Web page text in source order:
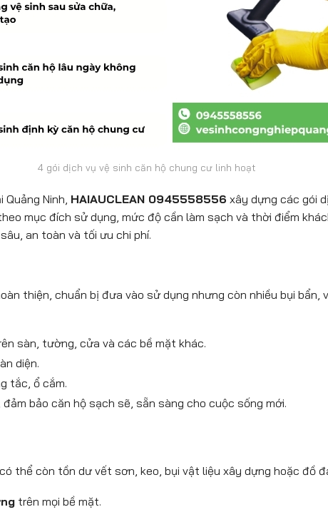
4 gói dịch vụ vệ sinh căn hộ chung cư linh hoạt
Ninh, HAIAUCLEAN 0945558556 xây dựng các gói
mục đích sử dụng, mức độ cần làm sạch và thời điểm
an toàn và tối ưu chi phí.
thiện, chuẩn bị đưa vào sử dụng nhưng còn nhiều bụi bẩn,
sàn, tường, cửa và các bề mặt khác.
diện.
tắc, ổ cắm.
, đảm bảo căn hộ sạch sẽ, sẵn sàng cho cuộc sống mới.
thể còn tồn dư vết sơn, keo, bụi vật liệu xây dựng hoặc đồ
trên mọi bề mặt.